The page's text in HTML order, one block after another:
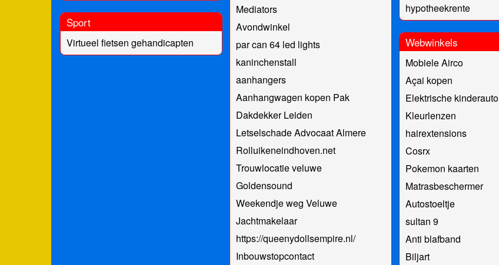
Sport
Virtueel fietsen gehandicapten
Mediators
Avondwinkel
par can 64 led lights
kaninchenstall
aanhangers
Aanhangwagen kopen Pak
Dakdekker Leiden
Letselschade Advocaat Almere
Rolluikeneindhoven.net
Trouwlocatie veluwe
Goldensound
Weekendje weg Veluwe
Jachtmakelaar
https://queenydollsempire.nl/
Inbouwstopcontact
hypotheekrente
Webwinkels
Mobiele Airco
Açai kopen
Elektrische kinderauto
Kleurlenzen
hairextensions
Cosrx
Pokemon kaarten
Matrasbeschermer
Autostoeltje
sultan 9
Anti blafband
Biljart